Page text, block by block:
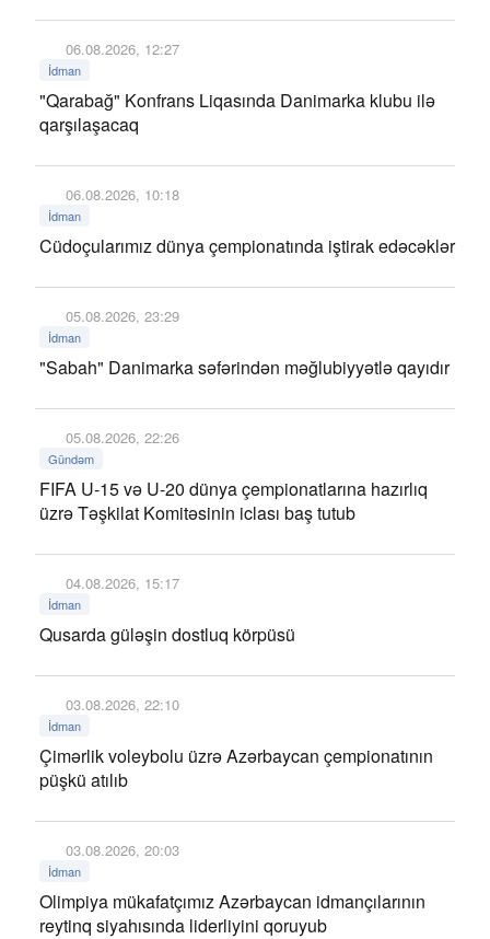
06.08.2026, 12:27
İdman
"Qarabağ" Konfrans Liqasında Danimarka klubu ilə
qarşılaşacaq
06.08.2026, 10:18
İdman
Cüdoçularımız dünya çempionatında iştirak edəcəklər
05.08.2026, 23:29
İdman
"Sabah" Danimarka səfərindən məğlubiyyətlə qayıdır
05.08.2026, 22:26
Gündəm
FIFA U-15 və U-20 dünya çempionatlarına hazırlıq
üzrə Təşkilat Komitəsinin iclası baş tutub
04.08.2026, 15:17
İdman
Qusarda güləşin dostluq körpüsü
03.08.2026, 22:10
İdman
Çimərlik voleybolu üzrə Azərbaycan çempionatının
püşkü atılıb
03.08.2026, 20:03
İdman
Olimpiya mükafatçımız Azərbaycan idmançılarının
reytinq siyahısında liderliyini qoruyub